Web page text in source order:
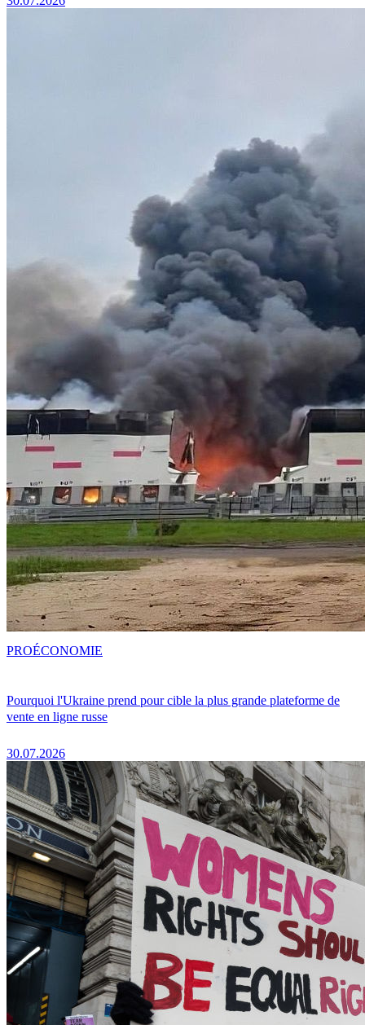
Pourquoi l'Ukraine prend pour cible la plus grande plateforme de
vente en ligne russe
30.07.2026
PROÉCONOMIE